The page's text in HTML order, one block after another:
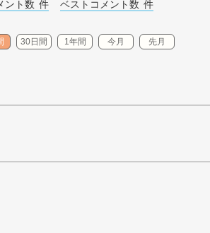
ント数 件 ベストコメント数 件
30日間 1年間 今月 先月